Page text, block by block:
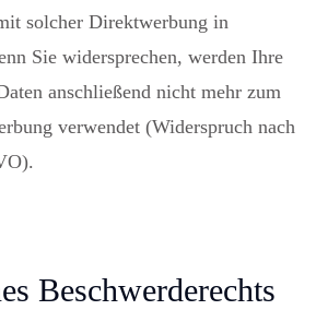
solcher Direktwerbung in
Sie widersprechen, werden Ihre
anschließend nicht mehr zum
verwendet (Widerspruch nach
Beschwerderechts